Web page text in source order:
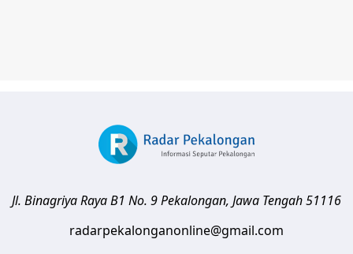
Jl. Binagriya Raya B1 No. 9Pekalongan, Jawa Tengah51116
radarpekalonganonline@gmail.com